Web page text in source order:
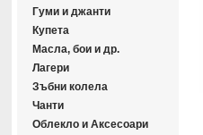
Гуми и джанти
Купета
Масла, бои и др.
Лагери
Зъбни колела
Чанти
Облекло и Аксесоари